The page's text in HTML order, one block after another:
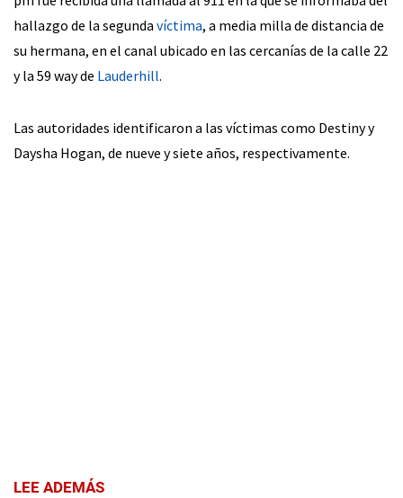
hallazgo de la segunda víctima, a media milla de distancia de
su hermana, en el canal ubicado en las cercanías de la calle 22
y la 59 way de Lauderhill.
Las autoridades identificaron a las víctimas como Destiny y
Daysha Hogan, de nueve y siete años, respectivamente.
LEE ADEMÁS